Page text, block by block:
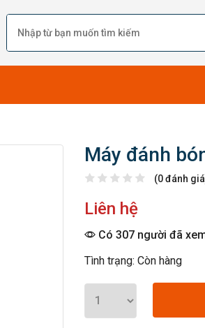
Máy đánh
(0 đánh
Liên hệ
Có 307 người đã
Tình trạng: Còn hàng